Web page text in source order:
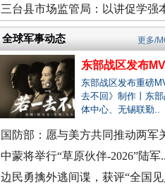
河南通报“三支一扶”高分争
武汉大学口腔医院通报女子
销售毒性中药材，亳州连夜
官方通报“楼盘雕花侵权LV
医院对未成年实施终止妊娠
广西一女流浪汉怀孕？当地
一救护车在批发市场卸载水
贾平凹之女贾浅浅硕士学位
一国企董事长被曝办公室收
三台县市场监管局：以讲促学强
全球军事动态
东部战区发布
东部战区发布重磅
去不回》制作丨东
体中心、无锡联勤..
国防部：愿与美方共同推动两军
中蒙将举行“草原伙伴-2026”陆军..
边民勇擒外逃间谍，获评“全国见
更多/